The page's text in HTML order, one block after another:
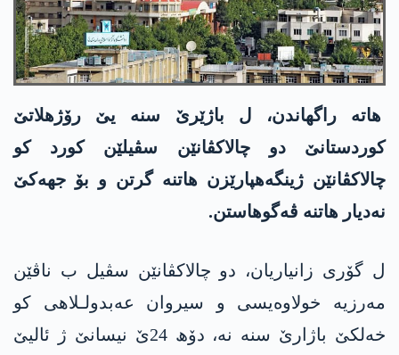
ھاتە راگھاندن، ل باژێرێ سنە یێ رۆژھلاتێ
کوردستانێ دو چالاکڤانێن سڤیلێن کورد کو
چالاکڤانێن ژینگەھپارێزن ھاتنە گرتن و بۆ جھەکێ
نەدیار ھاتنە ڤەگوھاستن.
ل گۆری زانیاریان، دو چالاکڤانێن سڤیل ب ناڤێن
مەرزیە خولاوەیسی و سیروان عەبدولـلاھی کو
خەلکێ باژارێ سنە نە، دۆھ 24ێ نیسانێ ژ ئالیێ